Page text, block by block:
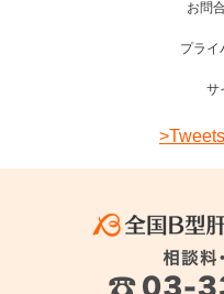
お問
プライ
サ